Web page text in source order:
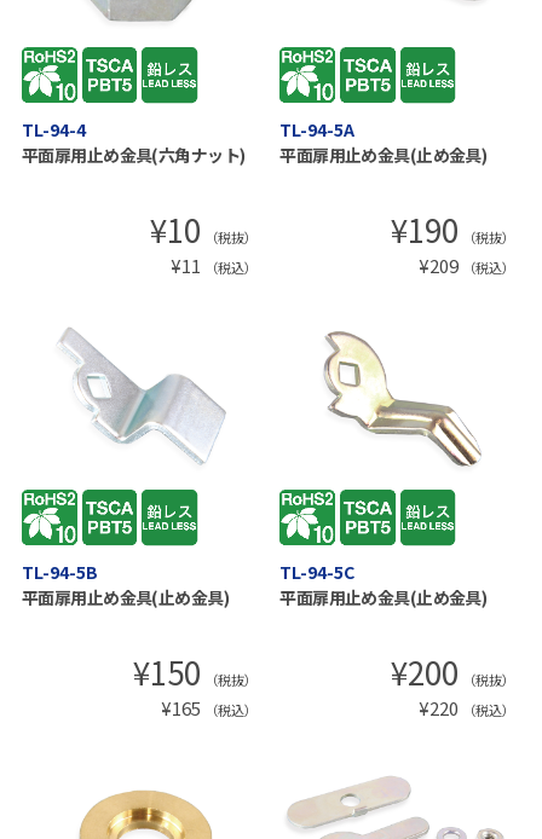
TL-94-4
平面扉用止め金具(六角ナット)
¥10 （税抜）
¥11 （税込）
TL-94-5A
平面扉用止め金具(止め金具)
¥190 （税抜）
¥209 （税込）
TL-94-5B
平面扉用止め金具(止め金具)
¥150 （税抜）
¥165 （税込）
TL-94-5C
平面扉用止め金具(止め金具)
¥200 （税抜）
¥220 （税込）